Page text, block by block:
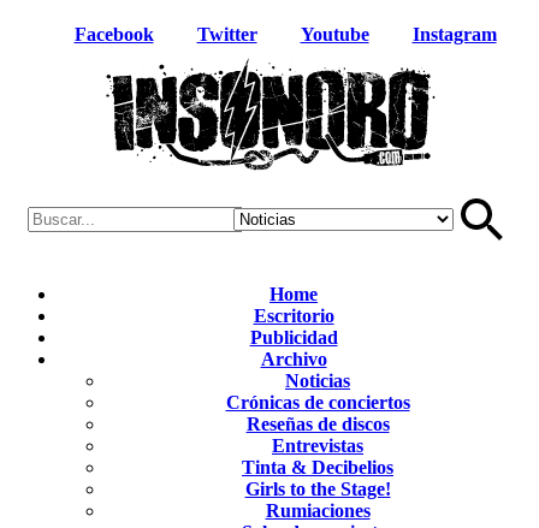
Facebook Twitter Youtube Instagram
Home
Escritorio
Publicidad
Archivo
Noticias
Crónicas de conciertos
Reseñas de discos
Entrevistas
Tinta & Decibelios
Girls to the Stage!
Rumiaciones